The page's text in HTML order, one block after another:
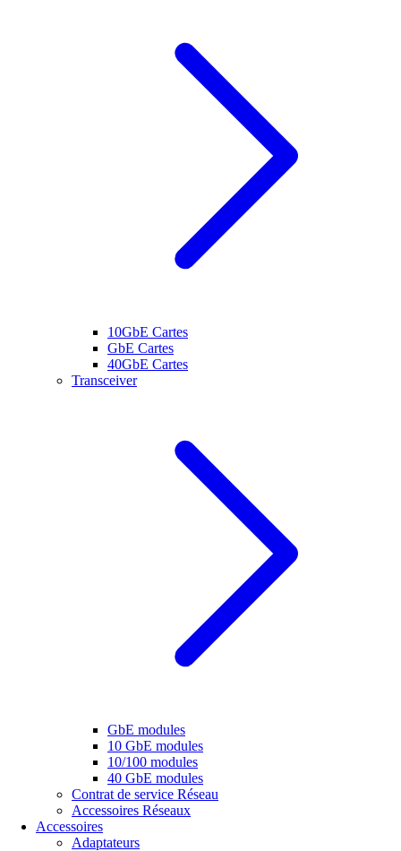
10GbE Cartes
GbE Cartes
40GbE Cartes
Transceiver
GbE modules
10 GbE modules
10/100 modules
40 GbE modules
Contrat de service Réseau
Accessoires Réseaux
Accessoires
Adaptateurs